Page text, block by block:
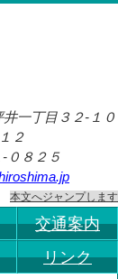
一丁目３２-１０
２
０８２５
本文へジャンプします
交通案内
リンク